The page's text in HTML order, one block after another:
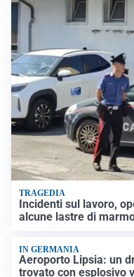
TRAGEDIA
Incidenti sul lavoro,
alcune lastre di
IN GERMANIA
Aeroporto Lipsia: un
trovato con esplosivo